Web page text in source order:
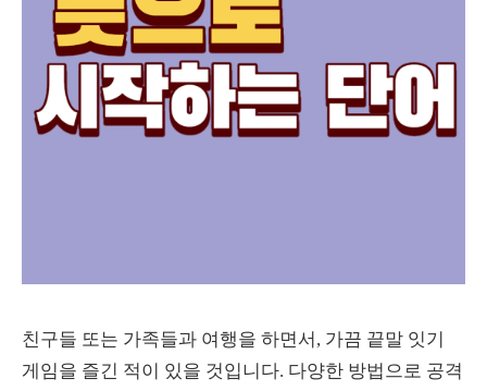
친구들 또는 가족들과 여행을 하면서, 가끔 끝말 잇기
게임을 즐긴 적이 있을 것입니다. 다양한 방법으로 공격